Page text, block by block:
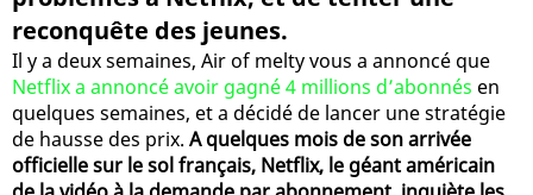
reconquête des jeunes.
Il y a deux semaines, Air of melty vous a annoncé que
Netflix a annoncé avoir gagné 4 millions d’abonnés en
quelques semaines, et a décidé de lancer une stratégie
de hausse des prix. A quelques mois de son arrivée
officielle sur le sol français, Netflix, le géant américain